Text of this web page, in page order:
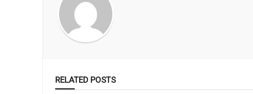
RELATED POSTS